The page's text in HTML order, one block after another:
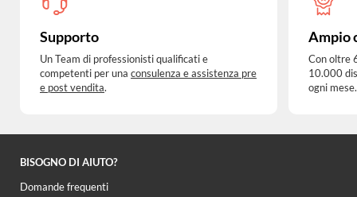
Supporto
Un Team di professionisti qualificati e
competenti per una consulenza e assistenza pre
e post vendita.
Ampio
Con oltre
10.000
ogni mese.
BISOGNO DI AIUTO?
Domande frequenti